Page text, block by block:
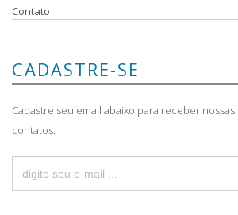
Contato
CADASTRE-SE
Cadastre seu email abaixo para receber
contatos.